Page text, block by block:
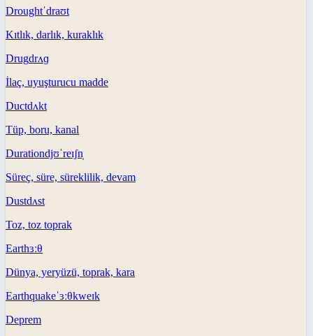
Droughtˈdraʊt
Kıtlık, darlık, kuraklık
Drugdrʌɡ
İlaç, uyuşturucu madde
Ductdʌkt
Tüp, boru, kanal
Durationdjʊˈreɪʃn̩
Süreç, süre, süreklilik, devam
Dustdʌst
Toz, toz toprak
Earthɜːθ
Dünya, yeryüzü, toprak, kara
Earthquakeˈɜːθkweɪk
Deprem